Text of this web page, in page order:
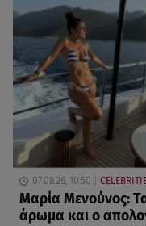
07.08.26, 10:50
Μαρία Μενούνος:
άρωμα και ο